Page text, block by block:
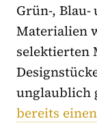
Grün-,
Materialien
selektierten
unglaublich
bereits